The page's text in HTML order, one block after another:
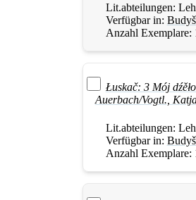
Lit.abteilungen:
Verfügbar in:
Anzahl Exemplare:
Łuskač: 3 Mój
Auerbach/Vogtl.,
Lit.abteilungen:
Verfügbar in:
Anzahl Exemplare: